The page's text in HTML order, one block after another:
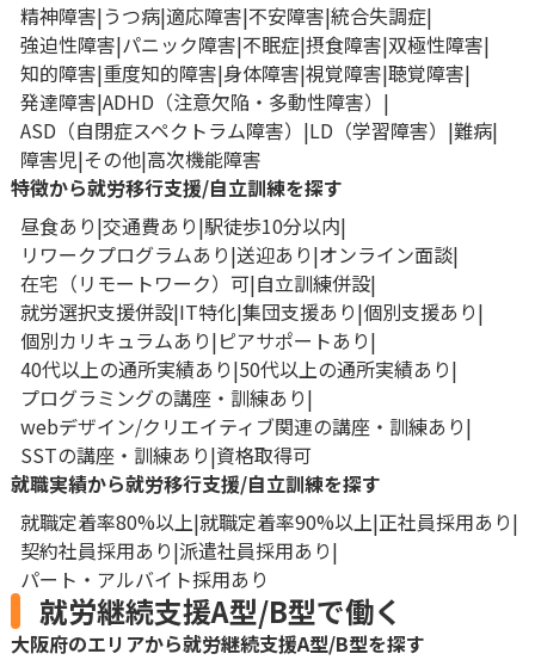
精神障害 うつ病 適応障害 不安障害 統合失調症
強迫性障害 パニック障害 不眠症 摂食障害 双極性障害
知的障害 重度知的障害 身体障害 視覚障害 聴覚障害
発達障害 ADHD（注意欠陥・多動性障害）
ASD（自閉症スペクトラム障害）
LD（学習障害）
難病
障害児 その他 高次機能障害
特徴から就労移行支援/自立訓練を探す
昼食あり 交通費あり 駅徒歩10分以内
リワークプログラムあり 送迎あり オンライン面談
在宅（リモートワーク）可 自立訓練併設
就労選択支援併設 IT特化 集団支援あり 個別支援あり
個別カリキュラムあり ピアサポートあり
40代以上の通所実績あり 50代以上の通所実績あり
プログラミングの講座・訓練あり
webデザイン/クリエイティブ関連の講座・訓練あり
SSTの講座・訓練あり 資格取得可
就職実績から就労移行支援/自立訓練を探す
就職定着率80%以上 就職定着率90%以上 正社員採用あり
契約社員採用あり 派遣社員採用あり
パート・アルバイト採用あり
就労継続支援A型/B型で働く
大阪府のエリアから就労継続支援A型/B型を探す